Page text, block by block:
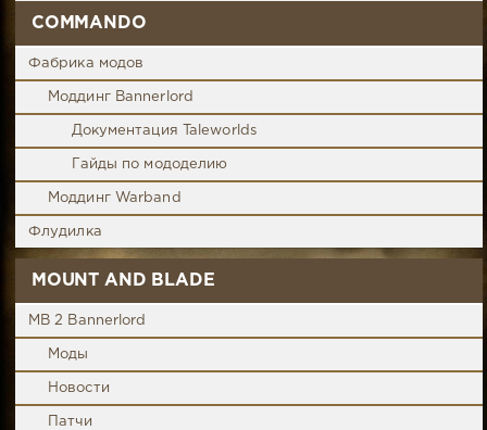
COMMANDO
Фабрика модов
Моддинг Bannerlord
Документация Taleworlds
Гайды по мододелию
Моддинг Warband
Флудилка
MOUNT AND BLADE
MB 2 Bannerlord
Моды
Новости
Патчи